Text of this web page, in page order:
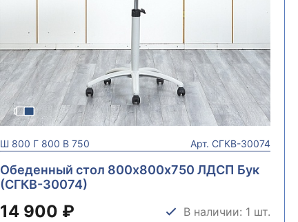
Ш 800 Г800 В750 Арт. СГКВ-30074
Обеденный стол 800х800х750 ЛДСП Бук
(СГКВ-30074)
14 900 ₽ В наличии: 1 шт.